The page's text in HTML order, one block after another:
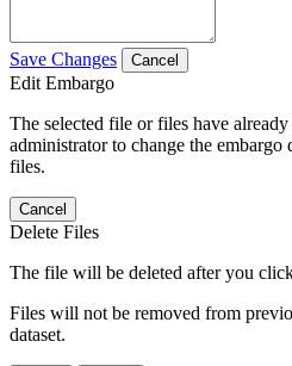
Save Changes Cancel
Edit Embargo
The selected file or files have
administrator to change the embargo
files.
Cancel
Delete Files
The file will be deleted after you
Files will not be removed from
dataset.